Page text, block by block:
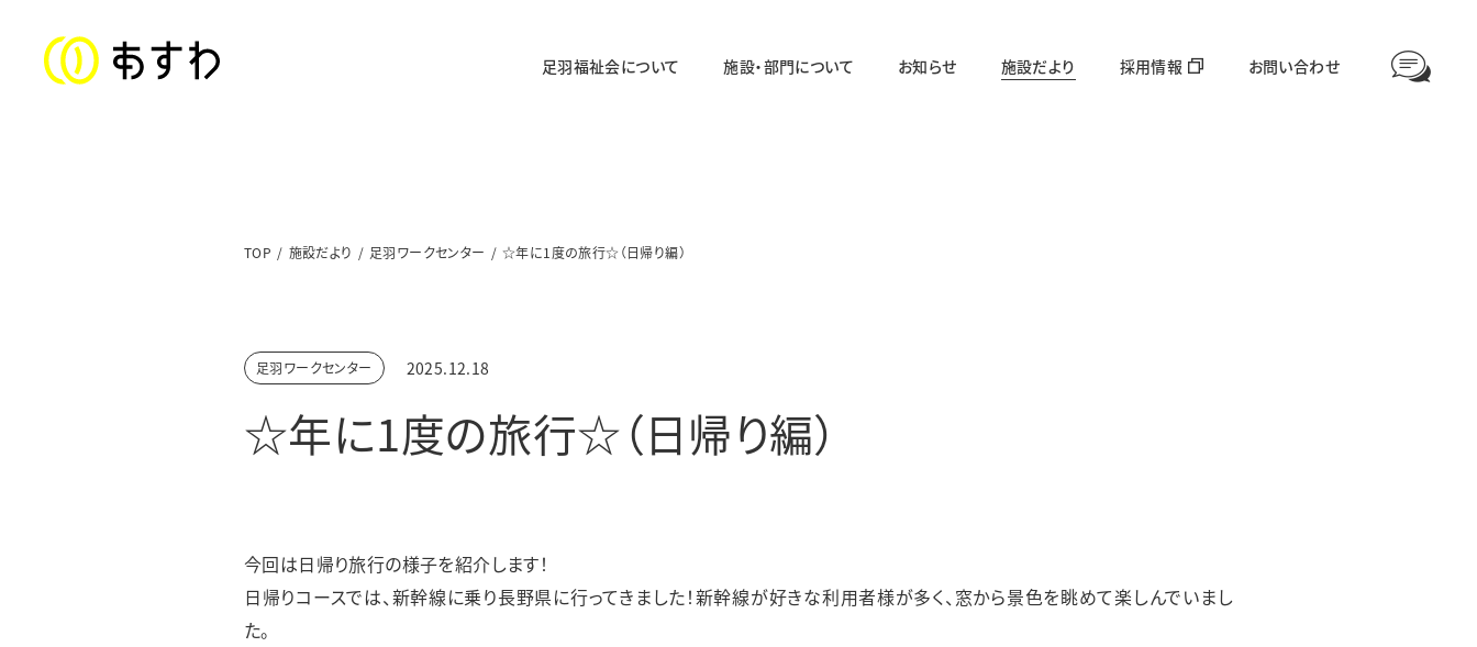
足羽福祉会について 施設・部門について
足羽東こども園 足羽学園
フレンズどれみ
パステル スマイル
お知らせ 施設だより 採用情報 お問い合わせ
TOP 施設だより 足羽ワークセンター ☆年に1度の旅行☆（日帰り編）
足羽ワークセンター 2025.12.18
☆年に1度の旅行☆（日帰り編）
今回は日帰り旅行の様子を紹介します！
日帰りコースでは、新幹線に乗り長野県に行ってきました！新幹線が好きな利用者様が多く、窓から景色を眺めて楽しんでいまし
た。